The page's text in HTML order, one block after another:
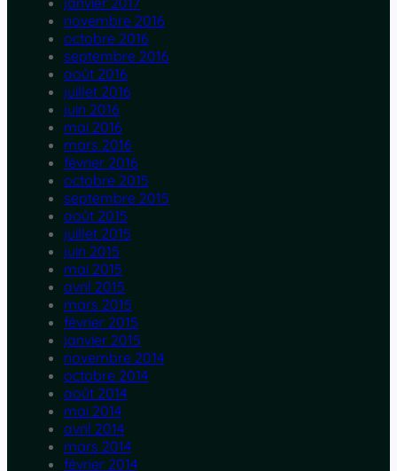
novembre 2016
octobre 2016
septembre 2016
août 2016
juillet 2016
juin 2016
mai 2016
mars 2016
février 2016
octobre 2015
septembre 2015
août 2015
juillet 2015
juin 2015
mai 2015
avril 2015
mars 2015
février 2015
janvier 2015
novembre 2014
octobre 2014
août 2014
mai 2014
avril 2014
mars 2014
février 2014